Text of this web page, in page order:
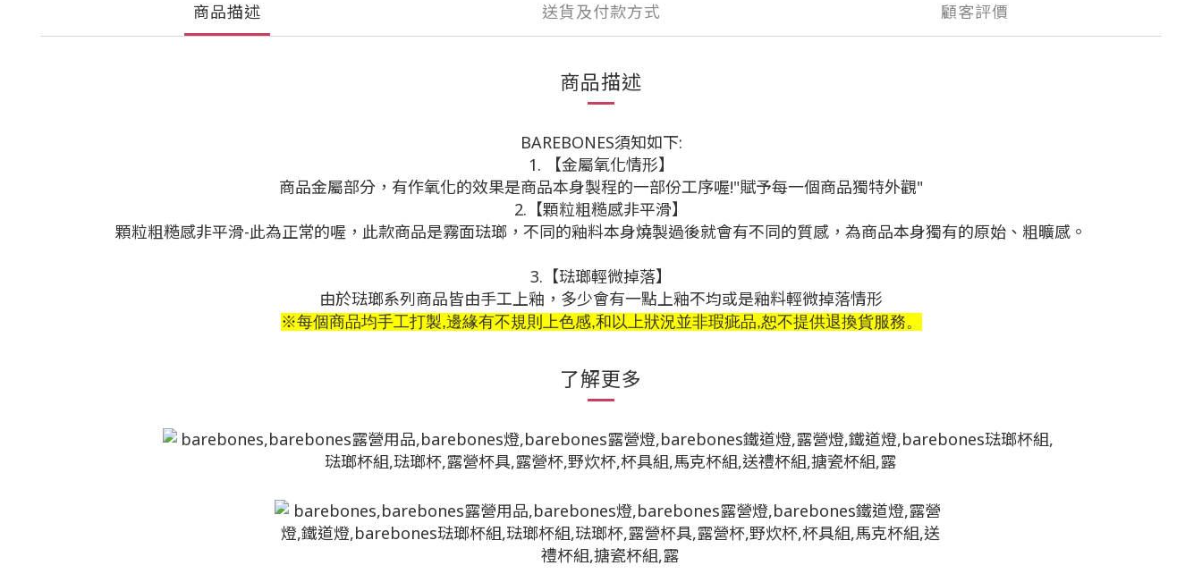
商品描述 送貨及付款方式 顧客評價
商品描述
BAREBONES須知如下:
1. 【金屬氧化情形】
商品金屬部分，有作氧化的效果是商品本身製程的一部份工序喔!"賦予每一個商品獨特外觀"
2.【顆粒粗糙感非平滑】
顆粒粗糙感非平滑-此為正常的喔，此款商品是霧面琺瑯，不同的釉料本身燒製過後就會有不同的質感，為商品本身獨有的原始、粗曠感。
3.【琺瑯輕微掉落】
由於琺瑯系列商品皆由手工上釉，多少會有一點上釉不均或是釉料輕微掉落情形
※每個商品均手工打製,邊緣有不規則上色感,和以上狀況並非瑕疵品,恕不提供退換貨服務。
了解更多